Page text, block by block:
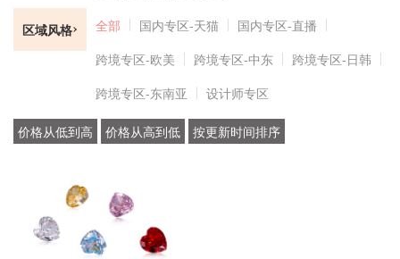
区域风格 全部 国内专区-天猫
国内专区-直播
跨境专区-欧美
跨境专区-中东
跨境专区-日韩
跨境专区-东南亚
设计师专区